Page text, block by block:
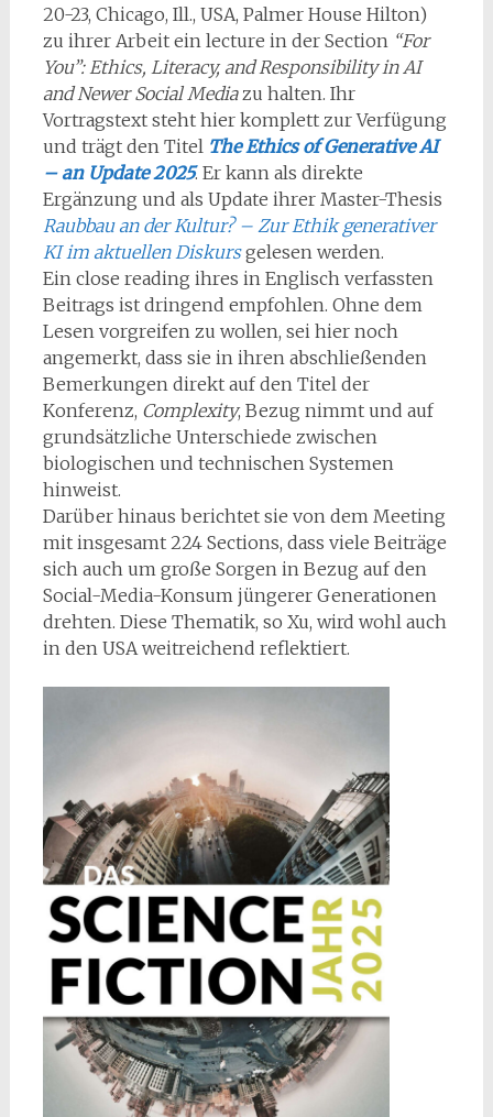
20-23, Chicago, Ill., USA, Palmer House Hilton)
zu ihrer Arbeit ein lecture in der Section “For
You”: Ethics, Literacy, and Responsibility in AI
and Newer Social Mediazu halten. Ihr
Vortragstext steht hier komplett zur Verfügung
und trägt den Titel The Ethics of Generative AI
– an Update 2025. Er kann als direkte
Ergänzung und als Update ihrer Master-Thesis
Raubbau an der Kultur? – Zur Ethik generativer
KI im aktuellen Diskursgelesen werden.
Ein close reading ihres in Englisch verfassten
Beitrags ist dringend empfohlen. Ohne dem
Lesen vorgreifen zu wollen, sei hier noch
angemerkt, dass sie in ihren abschließenden
Bemerkungen direkt auf den Titel der
Konferenz, Complexity, Bezug nimmt und auf
grundsätzliche Unterschiede zwischen
biologischen und technischen Systemen
hinweist.
Darüber hinaus berichtet sie von dem Meeting
mit insgesamt 224 Sections, dass viele Beiträge
sich auch um große Sorgen in Bezug auf den
Social-Media-Konsum jüngerer Generationen
drehten. Diese Thematik, so Xu, wird wohl auch
in den USA weitreichend reflektiert.